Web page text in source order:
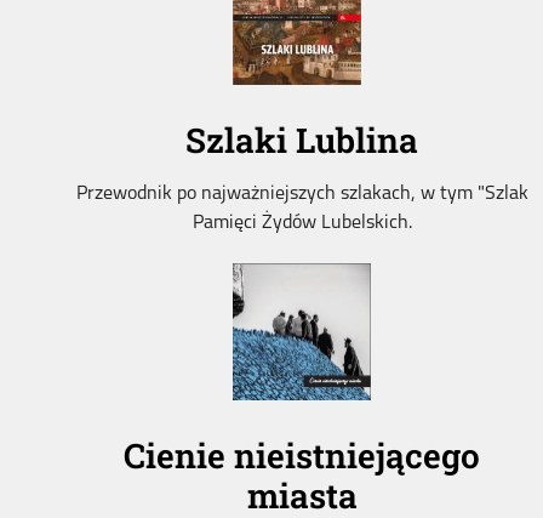
Szlaki Lublina
Przewodnik po najważniejszych szlakach, w tym "Szlak
Pamięci Żydów Lubelskich.
Cienie nieistniejącego
miasta